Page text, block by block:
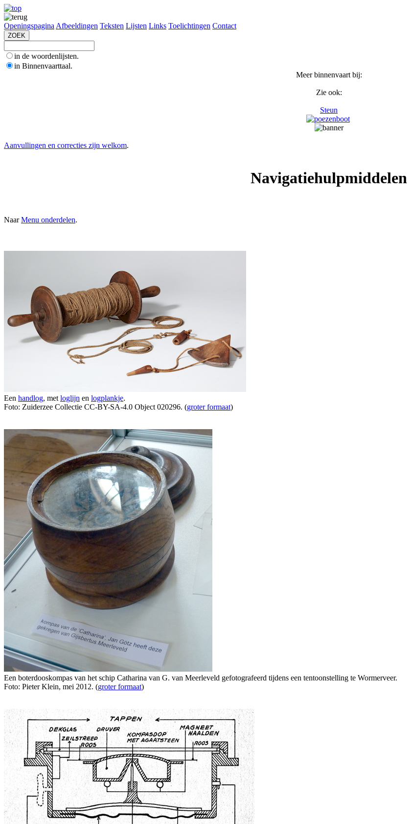
Openingspagina Afbeeldingen Teksten Lijsten Links Toelichtingen Contact
in de woordenlijsten.
in Binnenvaarttaal.
Meer binnenvaart bij:
Zie ook:
Steun
Aanvullingen en correcties zijn welkom.
Navigatiehulpmiddelen
NaarMenu onderdelen.
Een handlog, met loglijn en logplankje.
Foto: Zuiderzee Collectie CC-BY-SA-4.0 Object 020296. (groter formaat)
Een boterdooskompas van het schip Catharina van G. van Meerleveld gefotografeerd tijdens een tentoonstelling te Wormerveer.
Foto: Pieter Klein, mei 2012. (groter formaat)